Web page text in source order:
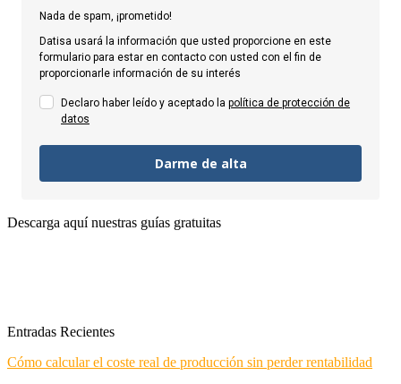
Nada de spam, ¡prometido!
Datisa usará la información que usted proporcione en este
formulario para estar en contacto con usted con el fin de
proporcionarle información de su interés
Declaro haber leído y aceptado la política de protección de
datos
Darme de alta
Descarga aquí nuestras guías gratuitas
Entradas Recientes
Cómo calcular el coste real de producción sin perder rentabilidad